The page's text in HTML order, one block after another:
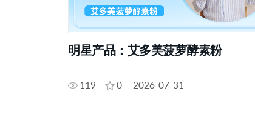
明星产品：艾多美菠萝酵素粉
119 0 2026-07-31